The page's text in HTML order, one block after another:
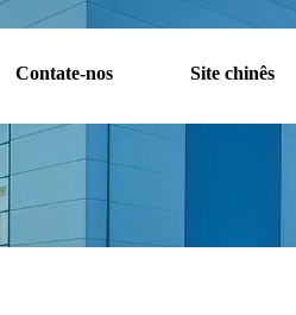
Contate-nos Site chinês
e segura contra ESD